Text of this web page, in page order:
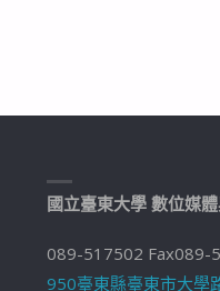
國立臺東大學 數位媒
089-517502 Fax089-
950臺東縣臺東市大學